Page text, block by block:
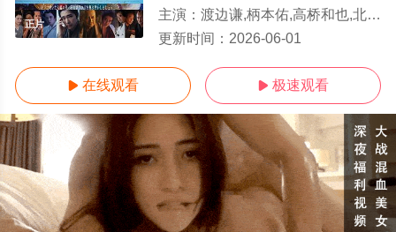
正片
主演： 渡边谦,柄本佑,高桥和也,北村一辉,泷藤贤一,井本绚子,石桥莲司,野村周平,濑户康史,泽口靖子,正名仆蔵,山口马木也,长尾谦杜
更新时间： 2026-06-01
 在线观看  极速观看